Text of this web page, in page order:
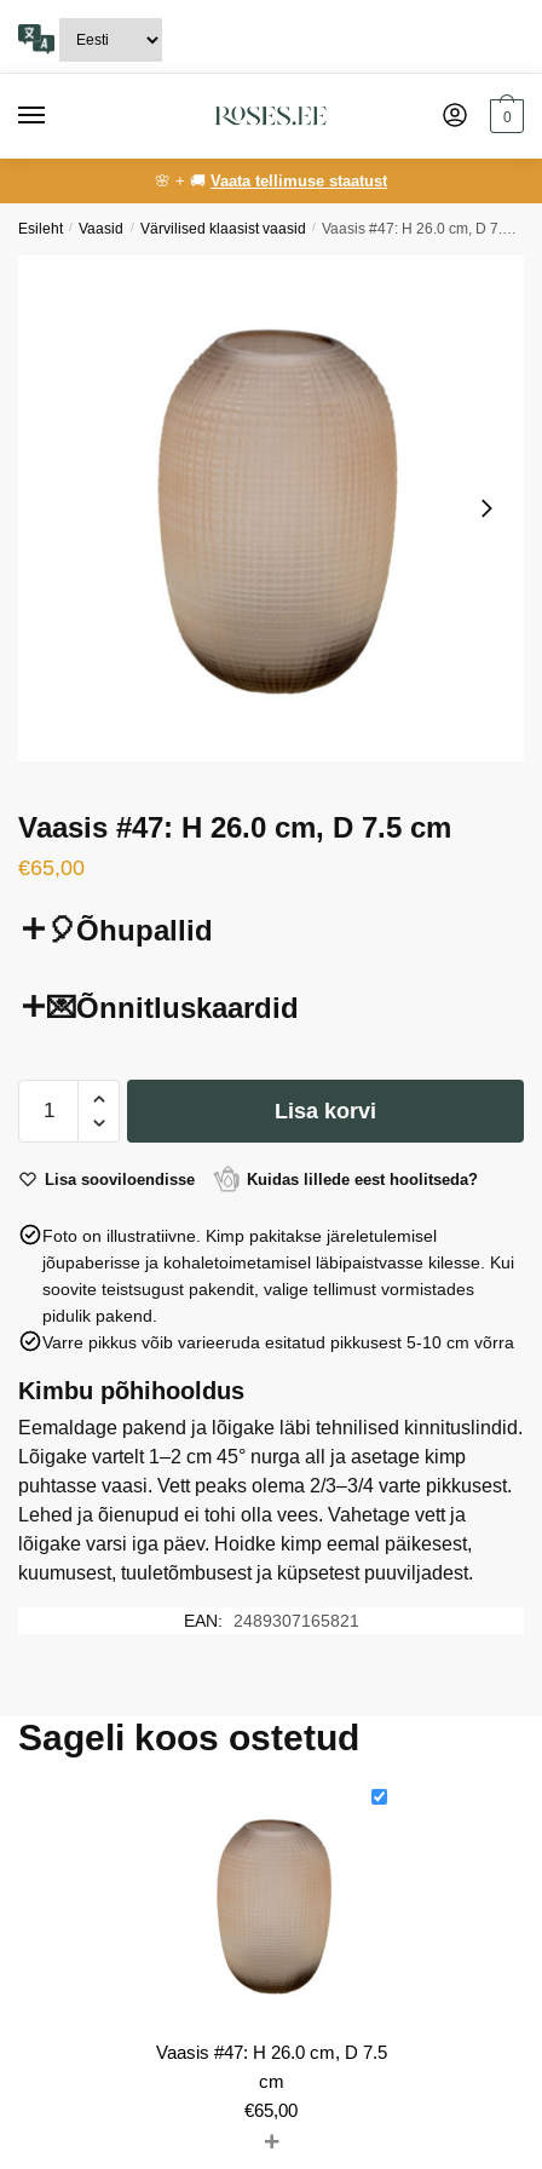
navigation
content
0
🌸 + 🚚 Vaata tellimuse staatust
Esileht / Vaasid / Värvilised klaasist vaasid / Vaasis #47: H 26.0 cm, D 7.5 cm
Vaasis #47: H 26.0 cm, D 7.5 cm
€65,00
🎈Õhupallid
💌Õnnitluskaardid
#47:
26.0
D
kogus
Lisa korvi
Lisa sooviloendisse Kuidas lillede eest hoolitseda?
Foto on illustratiivne. Kimp pakitakse järeletulemisel
jõupaberisse ja kohaletoimetamisel läbipaistvasse kilesse. Kui
soovite teistsugust pakendit, valige tellimust vormistades
pidulik pakend.
Varre pikkus võib varieeruda esitatud pikkusest 5-10 cm võrra
Kimbu põhihooldus
Eemaldage pakend ja lõigake läbi tehnilised kinnituslindid.
Lõigake vartelt 1–2 cm 45° nurga all ja asetage kimp
puhtasse vaasi. Vett peaks olema 2/3–3/4 varte pikkusest.
Lehed ja õienupud ei tohi olla vees. Vahetage vett ja
lõigake varsi iga päev. Hoidke kimp eemal päikesest,
kuumusest, tuuletõmbusest ja küpsetest puuviljadest.
EAN: 2489307165821
Sageli koos ostetud
Vaasis #47: H 26.0 cm, D 7.5
cm
€65,00
+